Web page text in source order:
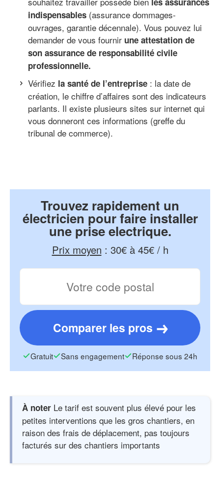
indispensables (assurance dommages-
ouvrages, garantie décennale). Vous pouvez lui
demander de vous fournir une attestation de
son assurance de responsabilité civile
professionnelle.
Vérifiez la santé de l’entreprise : la date de
création, le chiffre d’affaires sont des indicateurs
parlants. Il existe plusieurs sites sur internet qui
vous donneront ces informations (greffe du
tribunal de commerce).
Trouvez rapidement un
électricien pour faire installer
une prise electrique.
Prix moyen : 30€ à 45€ / h
Comparer les pros
Gratuit Sans engagement Réponse sous 24h
À noter Le tarif est souvent plus élevé pour les
petites interventions que les gros chantiers, en
raison des frais de déplacement, pas toujours
facturés sur des chantiers importants